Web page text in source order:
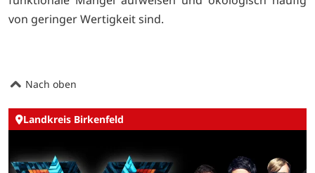
von geringer Wertigkeit sind.
Nach oben
Landkreis Birkenfeld